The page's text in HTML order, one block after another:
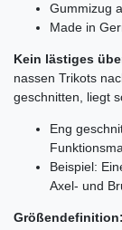
Gummizug
Made in
Kein lästiges
nassen Trikots
geschnitten, liegt
Eng
Beispiel:
Axel- und
Größendefinition: